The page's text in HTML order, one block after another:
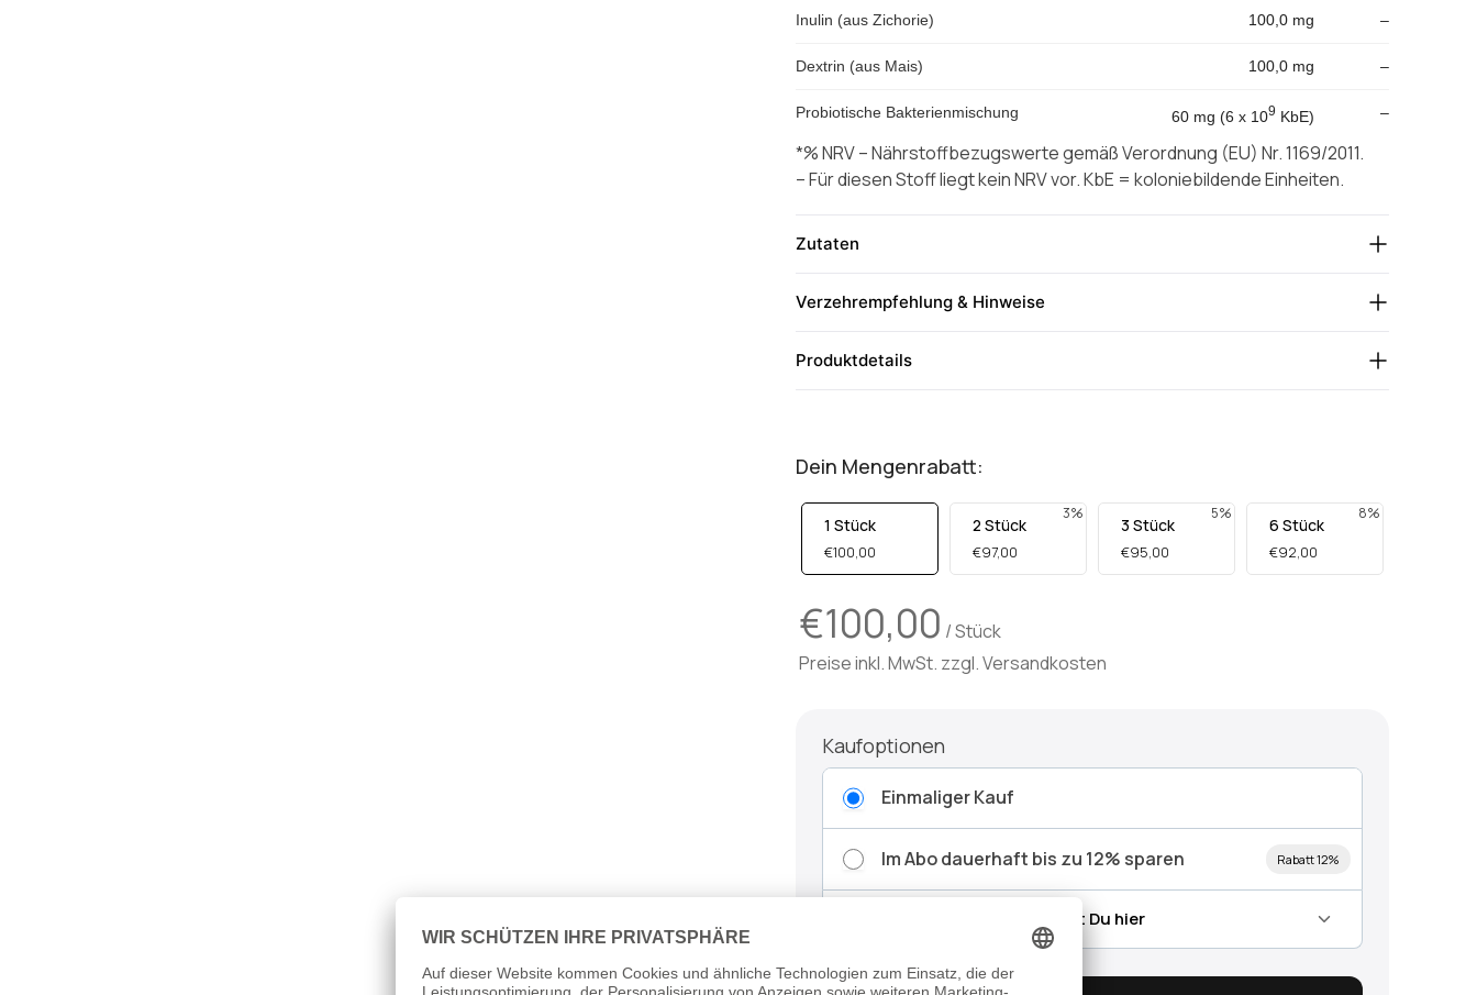
Inulin (aus Zichorie) 100,0 mg –
Dextrin (aus Mais) 100,0 mg –
Probiotische Bakterienmischung 60 mg (6 x 109 KbE) –
*% NRV – Nährstoffbezugswerte gemäß Verordnung (EU) Nr. 1169/2011.
– Für diesen Stoff liegt kein NRV vor. KbE = koloniebildende Einheiten.
Zutaten
Verzehrempfehlung & Hinweise
Produktdetails
Dein Mengenrabatt:
1 Stück
€100,00
3%
2 Stück
€97,00
5%
3 Stück
€95,00
8%
6 Stück
€92,00
€100,00 / Stück
Preise inkl. MwSt. zzgl. Versandkosten
Kaufoptionen
Einmaliger Kauf
Im Abo dauerhaft bis zu 12% sparen Rabatt 12%
Mehr Details zum Abo findest Du hier